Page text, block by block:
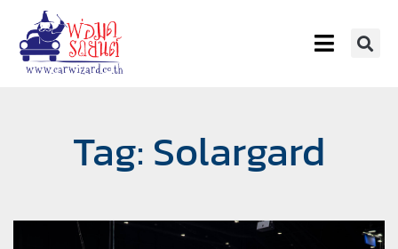
Tag: Solargard